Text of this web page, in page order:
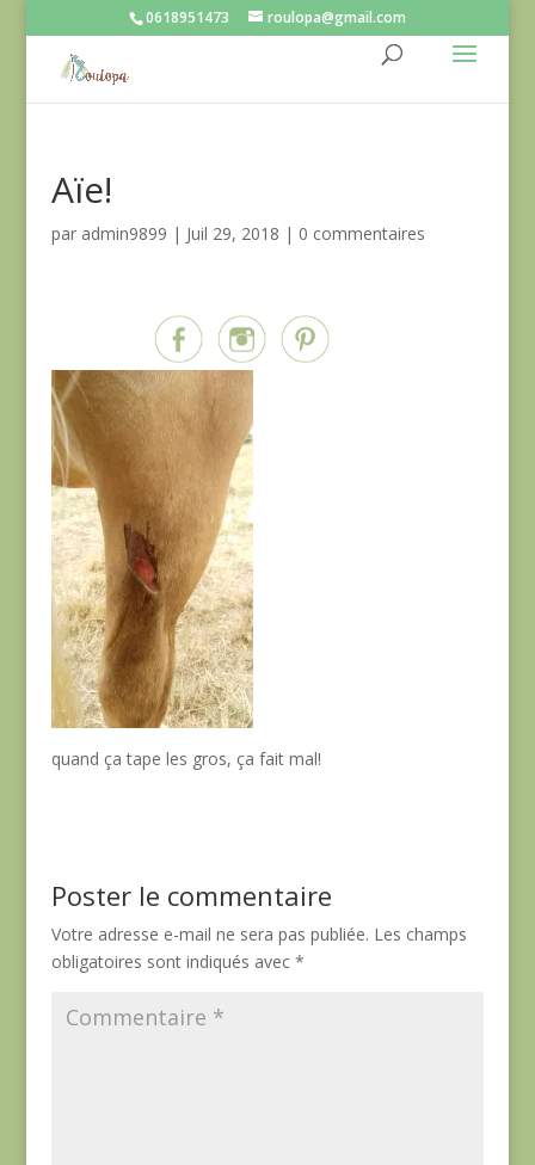
0618951473 roulopa@gmail.com
Aïe!
par admin9899 | Juil 29, 2018 | 0 commentaires
quand ça tape les gros, ça fait mal!
Poster le commentaire
Votre adresse e-mail ne sera pas publiée. Les champs
obligatoires sont indiqués avec *